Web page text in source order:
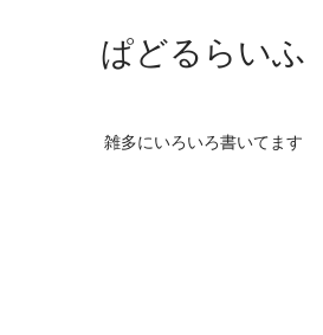
ぱどるらいふ
雑多にいろいろ書いてます